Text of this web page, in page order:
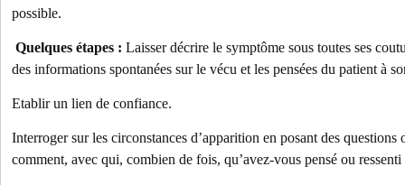
possible.
Quelques étapes : Laisser décrire le symptôme sous toutes ses
des informations spontanées sur le vécu et les pensées du patient à
un lien de confiance.
sur les circonstances d’apparition en posant des questions
comment, avec qui, combien de fois, qu’avez-vous pensé ou ressenti